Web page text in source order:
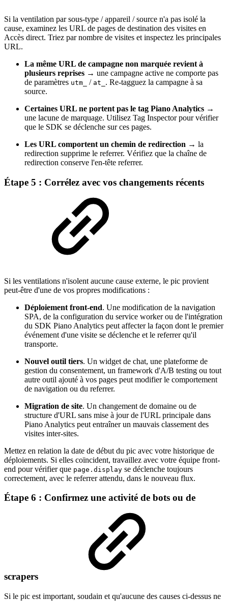
Si la ventilation par sous-type / appareil / source n'a pas isolé la
cause, examinez les URL de pages de destination des visites en
Accès direct. Triez par nombre de visites et inspectez les principales
URL.
La même URL de campagne non marquée revient à
plusieurs reprises → une campagne active ne comporte pas
de paramètres utm_ / at_ . Re-tagguez la campagne à sa
source.
Certaines URL ne portent pas le tag Piano Analytics →
une lacune de marquage. Utilisez Tag Inspector pour vérifier
que le SDK se déclenche sur ces pages.
Les URL comportent un chemin de redirection → la
redirection supprime le referrer. Vérifiez que la chaîne de
redirection conserve l'en-tête referrer.
Étape 5 : Corrélez avec vos changements récents
Si les ventilations n'isolent aucune cause externe, le pic provient
peut-être d'une de vos propres modifications :
Déploiement front-end. Une modification de la navigation
SPA, de la configuration du service worker ou de l'intégration
du SDK Piano Analytics peut affecter la façon dont le premier
événement d'une visite se déclenche et le referrer qu'il
transporte.
Nouvel outil tiers. Un widget de chat, une plateforme de
gestion du consentement, un framework d'A/B testing ou tout
autre outil ajouté à vos pages peut modifier le comportement
de navigation ou du referrer.
Migration de site. Un changement de domaine ou de
structure d'URL sans mise à jour de l'URL principale dans
Piano Analytics peut entraîner un mauvais classement des
visites inter-sites.
Mettez en relation la date de début du pic avec votre historique de
déploiements. Si elles coïncident, travaillez avec votre équipe front-
end pour vérifier que page.display se déclenche toujours
correctement, avec le referrer attendu, dans le nouveau flux.
Étape 6 : Confirmez une activité de bots ou de
scrapers
Si le pic est important, soudain et qu'aucune des causes ci-dessus ne